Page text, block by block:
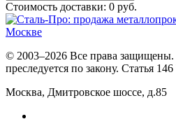
Стоимость доставки: 0 руб.
© 2003–2026 Все права
преследуется по закону. Статья
Москва, Дмитровское шоссе, д.85